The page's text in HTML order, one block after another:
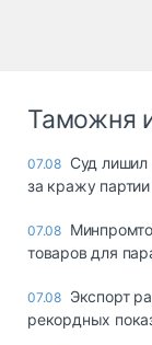
Таможня
07.08 Суд лишил
за кражу
07.08
товаров для
07.08 Экспорт
рекордных